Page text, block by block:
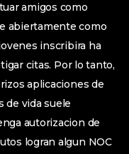
amigos como
abiertamente como
inscribira ha
citas. Por lo tanto,
aplicaciones de
de vida suele
autorizacion de
logran algun NOC